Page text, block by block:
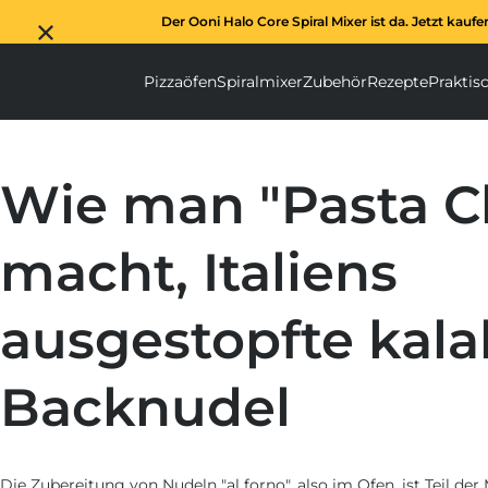
Der Ooni Halo Core Spiral Mixer ist da. Jetzt
Pizzaöfen Pizzaöfen submenu
Spiralmixer Spiralmixer
Zubehör Zubehör
Rezepte
Wie man "Pasta
macht, Italiens
ausgestopfte
Backnudel